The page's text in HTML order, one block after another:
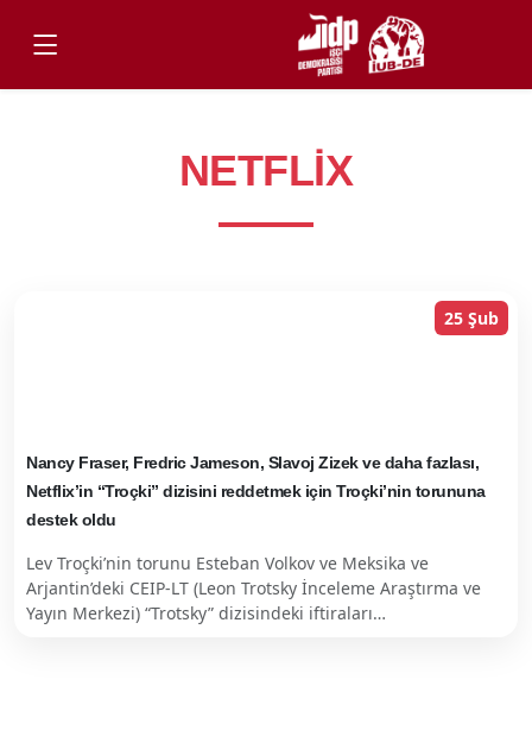
NETFLIX
25 Şub
Nancy Fraser, Fredric Jameson, Slavoj Zizek ve daha fazlası,
Netflix’in “Troçki” dizisini reddetmek için Troçki’nin torununa
destek oldu
Lev Troçki’nin torunu Esteban Volkov ve Meksika ve
Arjantin’deki CEIP-LT (Leon Trotsky İnceleme Araştırma ve
Yayın Merkezi) “Trotsky” dizisindeki iftiraları…